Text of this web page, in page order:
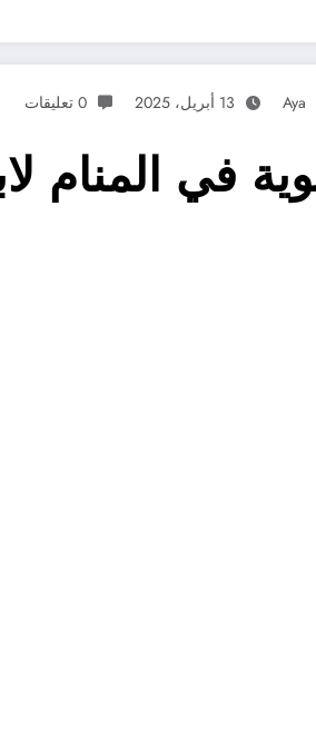
Aya 13 أبريل، 2025 0 تعليقات
في المنام